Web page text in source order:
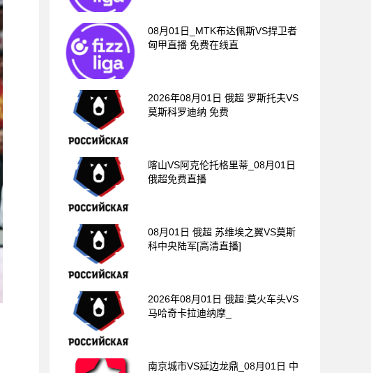
08月01日_MTK布达佩斯VS捍卫者
匈甲直播 免费在线直
2026年08月01日 俄超 罗斯托夫VS
莫斯科罗迪纳 免费
喀山VS阿克伦托格里蒂_08月01日
俄超免费直播
08月01日 俄超 苏维埃之翼VS莫斯
科中央陆军[高清直播]
2026年08月01日 俄超:莫火车头VS
马哈奇卡拉迪纳摩_
南京城市VS延边龙鼎_08月01日 中